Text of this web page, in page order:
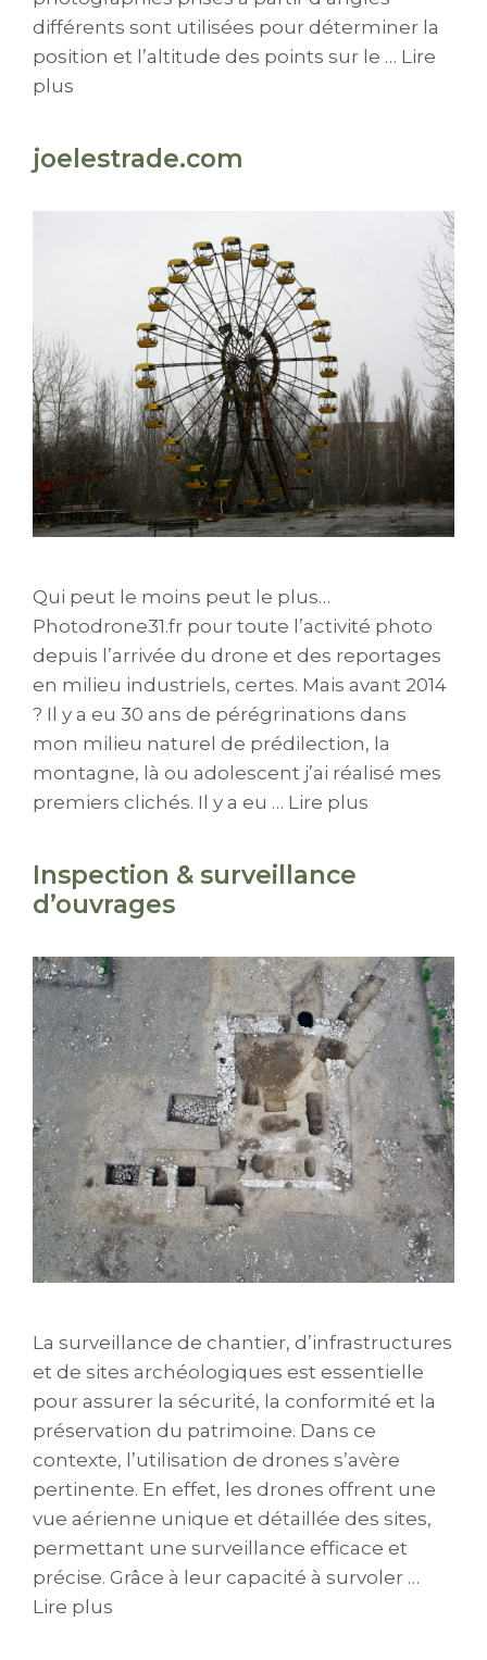
différents sont utilisées pour déterminer la
position et l’altitude des points sur le … Lire
plus
joelestrade.com
Qui peut le moins peut le plus…
Photodrone31.fr pour toute l’activité photo
depuis l’arrivée du drone et des reportages
en milieu industriels, certes. Mais avant 2014
? Il y a eu 30 ans de pérégrinations dans
mon milieu naturel de prédilection, la
montagne, là ou adolescent j’ai réalisé mes
premiers clichés. Il y a eu … Lire plus
Inspection & surveillance
d’ouvrages
La surveillance de chantier, d’infrastructures
et de sites archéologiques est essentielle
pour assurer la sécurité, la conformité et la
préservation du patrimoine. Dans ce
contexte, l’utilisation de drones s’avère
pertinente. En effet, les drones offrent une
vue aérienne unique et détaillée des sites,
permettant une surveillance efficace et
précise. Grâce à leur capacité à survoler …
Lire plus